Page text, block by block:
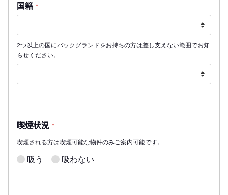
国籍 *
2つ以上の国にバックグランドをお持ちの方は差し支えない範囲でお知
らせください。
喫煙状況 *
喫煙される方は喫煙可能な物件のみご案内可能です。
吸う 吸わない